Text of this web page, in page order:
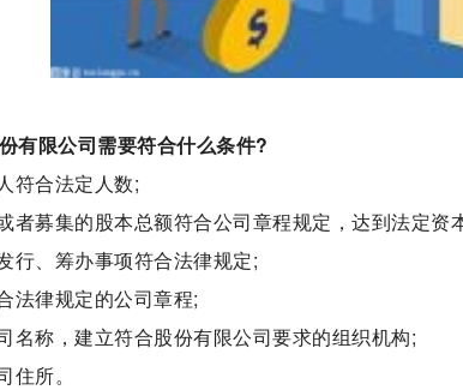
有限公司需要符合什么条件?
符合法定人数;
者募集的股本总额符合公司章程规定，达到法定资
行、筹办事项符合法律规定;
法律规定的公司章程;
名称，建立符合股份有限公司要求的组织机构;
住所。